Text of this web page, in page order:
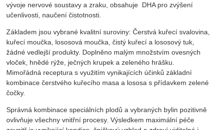
vývoje nervové soustavy a zraku, obsahuje DHA pro zvýšení
učenlivosti, naučení čistotnosti.
Základem jsou vybrané kvalitní suroviny: Čerstvá kuřecí svalovina,
kuřecí moučka, lososová moučka, čistý kuřecí a lososový tuk,
žádné vedlejší produkty. Doplněno malým množstvím ovesných
vloček, hnědé rýže, ječných krupek a zeleného hrášku.
Mimořádná receptura s využitím vynikajících účinků základní
kombinace čerstvého kuřecího masa a lososa s přídavkem zelené
čočky.
Správná kombinace speciálních plodů a vybraných bylin pozitivně
ovlivňuje všechny vnitřní procesy. Výsledkem maximální péče